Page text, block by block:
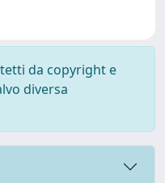
da copyright e
diversa